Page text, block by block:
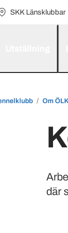
SKK Länsklubbar
Om
där